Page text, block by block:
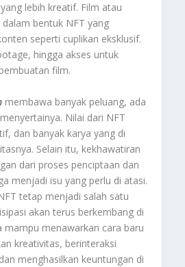
lebih kreatif. Film atau
bentuk NFT yang
seperti cuplikan eksklusif.
hingga akses untuk
film.
membawa banyak peluang, ada
Nilai dari NFT
dan banyak karya yang di
Selain itu, kekhawatiran
dari proses penciptaan dan
menjadi isu yang perlu di atasi.
tetap menjadi salah satu
akan terus berkembang di
mampu menawarkan cara baru
kreativitas, berinteraksi
menghasilkan keuntungan di